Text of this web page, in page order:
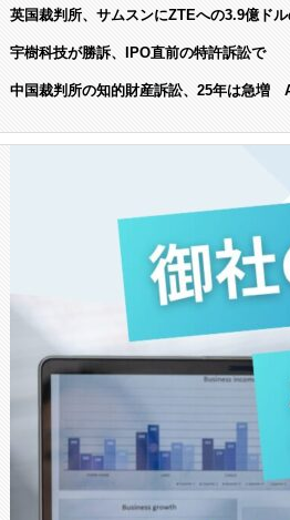
英国裁判所、サムスンにZTEへの3.9億ド
宇樹科技が勝訴、IPO直前の特許訴訟で
中国裁判所の知的財産訴訟、25年は急増